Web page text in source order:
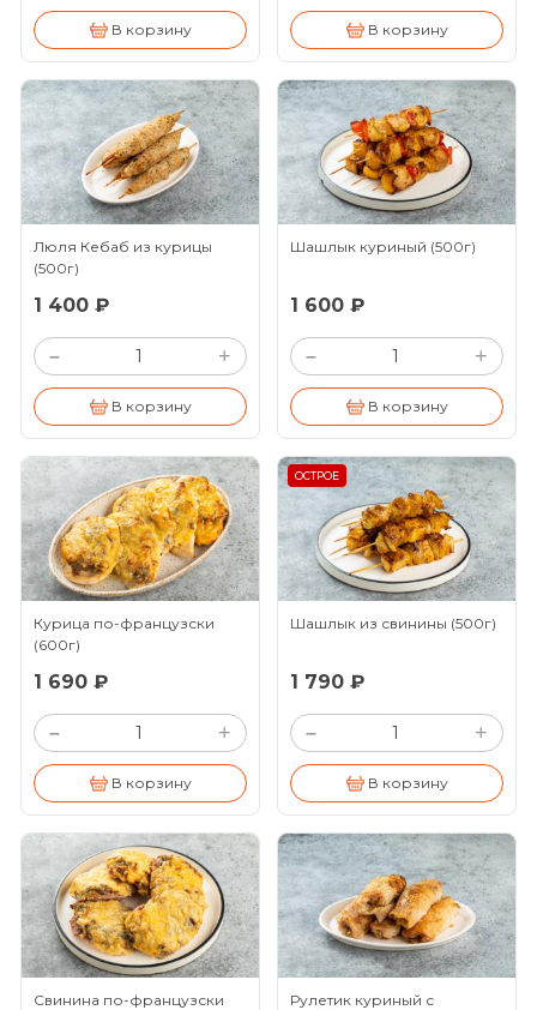
В корзину В корзину
Люля Кебаб из курицы
(500г)
1 400 ₽
– +
В корзину
Шашлык куриный (500г)
1 600 ₽
– +
В корзину
Курица по-французски
(600г)
1 690 ₽
– +
В корзину
ОСТРОЕ
Шашлык из свинины (500г)
1 790 ₽
– +
В корзину
Свинина по-французски
Рулетик куриный с